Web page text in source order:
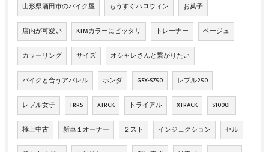
山形県酒田市のバイク屋 もうすぐハロウィン お菓子
店内が可愛い KTMカラーにピッタリ トレーナー ベージュ
カラーリング サイズ オシャレさんと繋がりたい
バイクと合うアパレル ホンダ GSX-S750 レブル250
レブル女子 TRRS XTRCK トライアル XTRACK S1000F
極上中古 新車１オーナー ２スト インジェクション セル